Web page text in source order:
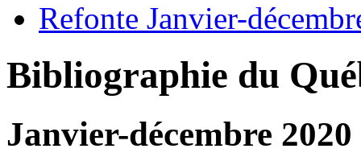
Refonte Janvier-
Bibliographie du
Janvier-décembre 2020